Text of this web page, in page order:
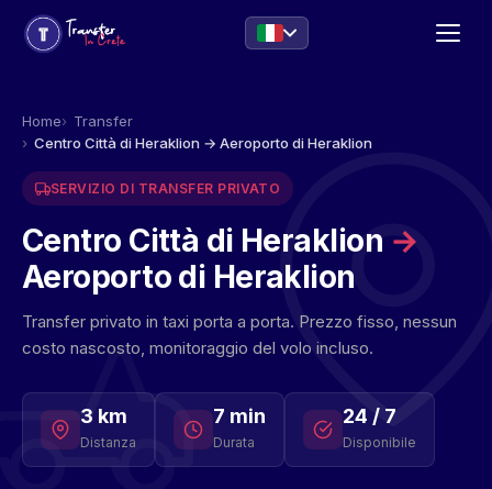
Home
Transfer
Centro Città di Heraklion → Aeroporto di Heraklion
SERVIZIO DI TRANSFER PRIVATO
Centro Città di Heraklion →
Aeroporto di Heraklion
Transfer privato in taxi porta a porta. Prezzo fisso, nessun
costo nascosto, monitoraggio del volo incluso.
3 km
Distanza
7 min
Durata
24 / 7
Disponibile